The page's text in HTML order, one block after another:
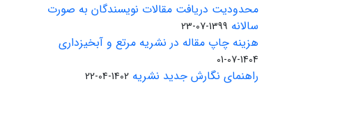
محدودیت دریافت مقالات نویسندگان به صورت
سالانه 1399-07-23
هزینه چاپ مقاله در نشریه مرتع و آبخیزداری
1404-07-01
راهنمای نگارش جدید نشریه 1402-04-22